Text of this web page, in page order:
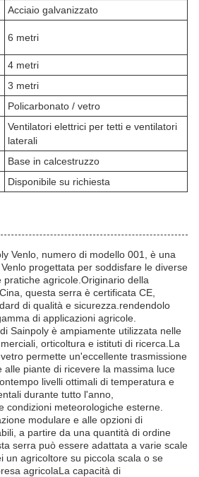
Acciaio galvanizzato
6 metri
4 metri
3 metri
Policarbonato / vetro
Ventilatori elettrici per tetti e ventilatori
laterali
Base in calcestruzzo
Disponibile su richiesta
Venlo, numero di modello 001, è una
progettata per soddisfare le diverse
agricole.Originario della
questa serra è certificata CE,
di qualità e sicurezza.rendendolo
di applicazioni agricole.
Sainpoly è ampiamente utilizzata nelle
orticoltura e istituti di ricerca.La
permette un'eccellente trasmissione
alle piante di ricevere la massima luce
livelli ottimali di temperatura e
durante tutto l'anno,
condizioni meteorologiche esterne.
modulare e alle opzioni di
a partire da una quantità di ordine
serra può essere adattata a varie scale
un agricoltore su piccola scala o se
agricolaLa capacità di